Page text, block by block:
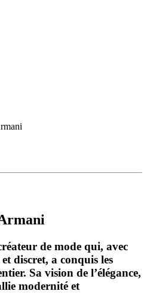
de mode qui, avec
discret, a conquis les
Sa vision de l’élégance,
modernité et